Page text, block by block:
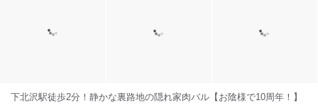
下北沢駅徒歩2分！静かな裏路地の隠れ家肉バル【お陰様で10周年！】